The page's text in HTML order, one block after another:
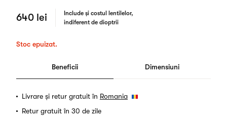
640 lei
Include și costul lentilelor,
indiferent de dioptrii
Stoc epuizat.
Beneficii Dimensiuni
Livrare și retur gratuit în Romania
Retur gratuit în 30 de zile